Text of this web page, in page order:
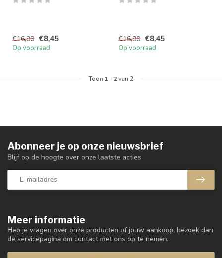
€16,90 €8,45
Op voorraad
€16,90 €8,45
Op voorraad
Toon 1 - 2van 2
Meer informatie
Heb je vragen over onze producten of jouw aankoop, bezoek dan
de servicepagina om contact met ons op te nemen.
Abonneer je op onze nieuwsbrief
Blijf op de hoogte over onze laatste acties